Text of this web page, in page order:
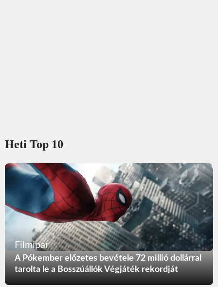
Heti Top 10
Filmipar
A Pókember előzetes bevétele 72 millió dollárral
tarolta le a Bosszúállók Végjáték rekordját